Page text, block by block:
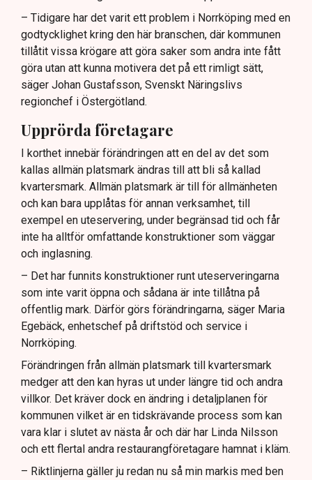
– Tidigare har det varit ett problem i Norrköping med en
godtycklighet kring den här branschen, där kommunen
tillåtit vissa krögare att göra saker som andra inte fått
göra utan att kunna motivera det på ett rimligt sätt,
säger Johan Gustafsson, Svenskt Näringslivs
regionchef i Östergötland.
Upprörda företagare
I korthet innebär förändringen att en del av det som
kallas allmän platsmark ändras till att bli så kallad
kvartersmark. Allmän platsmark är till för allmänheten
och kan bara upplåtas för annan verksamhet, till
exempel en uteservering, under begränsad tid och får
inte ha alltför omfattande konstruktioner som väggar
och inglasning.
– Det har funnits konstruktioner runt uteserveringarna
som inte varit öppna och sådana är inte tillåtna på
offentlig mark. Därför görs förändringarna, säger Maria
Egebäck, enhetschef på driftstöd och service i
Norrköping.
Förändringen från allmän platsmark till kvartersmark
medger att den kan hyras ut under längre tid och andra
villkor. Det kräver dock en ändring i detaljplanen för
kommunen vilket är en tidskrävande process som kan
vara klar i slutet av nästa år och där har Linda Nilsson
och ett flertal andra restaurangföretagare hamnat i kläm.
– Riktlinjerna gäller ju redan nu så min markis med ben